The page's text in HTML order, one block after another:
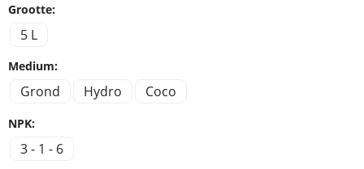
Grootte:
5 L
Medium:
Grond Hydro Coco
NPK:
3 - 1 - 6